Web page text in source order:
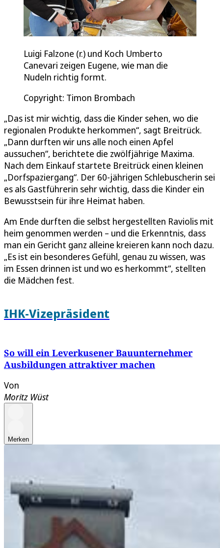
Luigi Falzone (r.) und Koch Umberto
Canevari zeigen Eugene, wie man die
Nudeln richtig formt.
Copyright: Timon Brombach
„Das ist mir wichtig, dass die Kinder sehen, wo die
regionalen Produkte herkommen“, sagt Breitrück.
„Dann durften wir uns alle noch einen Apfel
aussuchen“, berichtete die zwölfjährige Maxima.
Nach dem Einkauf startete Breitrück einen kleinen
„Dorfspaziergang“. Der 60-jährigen Schlebuscherin sei
es als Gastführerin sehr wichtig, dass die Kinder ein
Bewusstsein für ihre Heimat haben.
Am Ende durften die selbst hergestellten Raviolis mit
heim genommen werden – und die Erkenntnis, dass
man ein Gericht ganz alleine kreieren kann noch dazu.
„Es ist ein besonderes Gefühl, genau zu wissen, was
im Essen drinnen ist und wo es herkommt“, stellten
die Mädchen fest.
IHK-Vizepräsident
So will ein Leverkusener Bauunternehmer
Ausbildungen attraktiver machen
Von
Moritz Wüst
Merken